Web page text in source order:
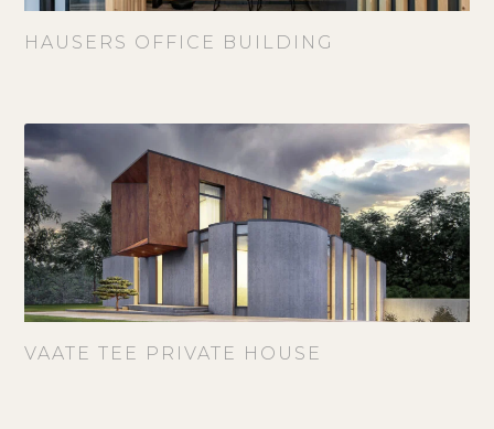
HAUSERS OFFICE BUILDING
VAATE TEE PRIVATE HOUSE